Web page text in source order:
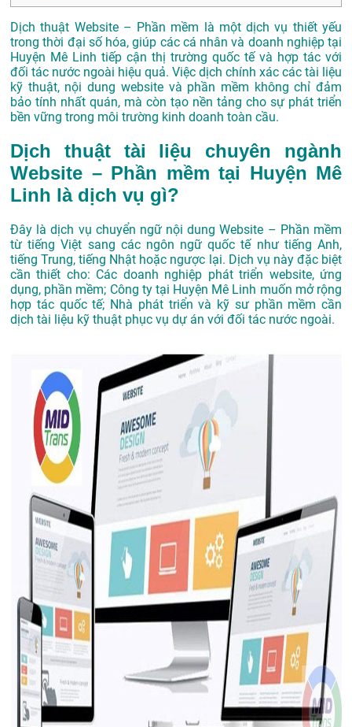
Dịch thuật Website – Phần mềm là một dịch vụ thiết yếu
trong thời đại số hóa, giúp các cá nhân và doanh nghiệp tại
Huyện Mê Linh tiếp cận thị trường quốc tế và hợp tác với
đối tác nước ngoài hiệu quả. Việc dịch chính xác các tài liệu
kỹ thuật, nội dung website và phần mềm không chỉ đảm
bảo tính nhất quán, mà còn tạo nền tảng cho sự phát triển
bền vững trong môi trường kinh doanh toàn cầu.
Dịch thuật tài liệu chuyên ngành
Website – Phần mềm tại Huyện Mê
Linh là dịch vụ gì?
Đây là dịch vụ chuyển ngữ nội dung Website – Phần mềm
từ tiếng Việt sang các ngôn ngữ quốc tế như tiếng Anh,
tiếng Trung, tiếng Nhật hoặc ngược lại. Dịch vụ này đặc biệt
cần thiết cho: Các doanh nghiệp phát triển website, ứng
dụng, phần mềm; Công ty tại Huyện Mê Linh muốn mở rộng
hợp tác quốc tế; Nhà phát triển và kỹ sư phần mềm cần
dịch tài liệu kỹ thuật phục vụ dự án với đối tác nước ngoài.